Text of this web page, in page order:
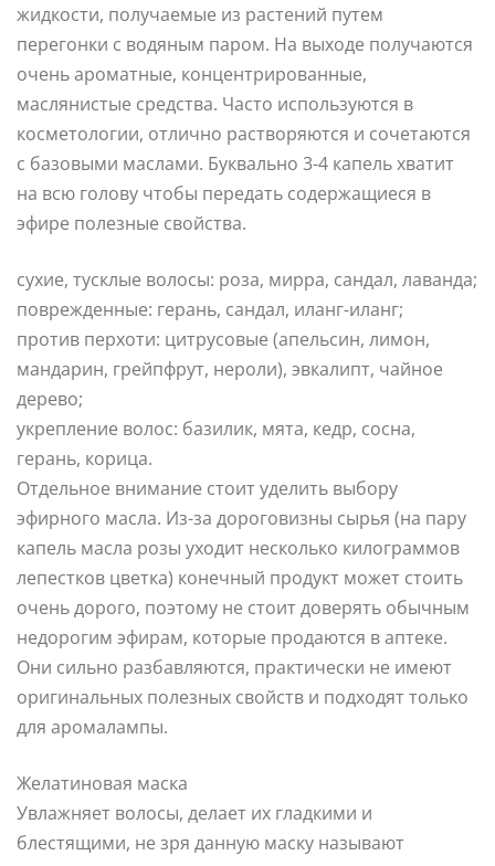
жидкости, получаемые из растений путем
перегонки с водяным паром. На выходе получаются
очень ароматные, концентрированные,
маслянистые средства. Часто используются в
косметологии, отлично растворяются и сочетаются
с базовыми маслами. Буквально 3-4 капель хватит
на всю голову чтобы передать содержащиеся в
эфире полезные свойства.
сухие, тусклые волосы: роза, мирра, сандал, лаванда;
поврежденные: герань, сандал, иланг-иланг;
против перхоти: цитрусовые (апельсин, лимон,
мандарин, грейпфрут, нероли), эвкалипт, чайное
дерево;
укрепление волос: базилик, мята, кедр, сосна,
герань, корица.
Отдельное внимание стоит уделить выбору
эфирного масла. Из-за дороговизны сырья (на пару
капель масла розы уходит несколько килограммов
лепестков цветка) конечный продукт может стоить
очень дорого, поэтому не стоит доверять обычным
недорогим эфирам, которые продаются в аптеке.
Они сильно разбавляются, практически не имеют
оригинальных полезных свойств и подходят только
для аромалампы.
Желатиновая маска
Увлажняет волосы, делает их гладкими и
блестящими, не зря данную маску называют